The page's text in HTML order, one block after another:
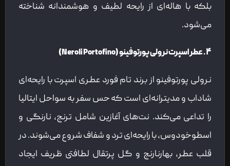
بلکه با هاله‌ای از رایحه لطیف و هوشمندانه شناخته
می‌شود.
۴. عطر اسپرت نرولی پورتوفینو (Neroli Portofino)
نرولی پورتوفینو از برند تام فورد عطری اسپرت با رایحه‌ای
شاداب و مدیترانه‌ای است که حس سفر به سواحل ایتالیا
را تداعی می‌کند. نت‌های آغازین شامل ترنج، نارنگی و
اسطوخودوس، با رایحه‌ای ترد و شفاف شروع می‌شوند. در
قلب عطر، بهارنارنج و گل پرتقال لطافتی ظریف ایجاد